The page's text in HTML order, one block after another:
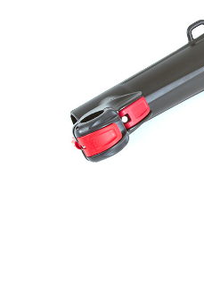
Klantenservice